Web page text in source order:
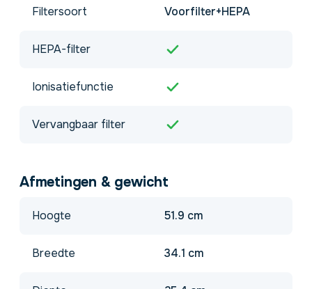
Filtersoort Voorfilter+HEPA
HEPA-filter
Ionisatiefunctie
Vervangbaar filter
Afmetingen & gewicht
Hoogte 51.9 cm
Breedte 34.1 cm